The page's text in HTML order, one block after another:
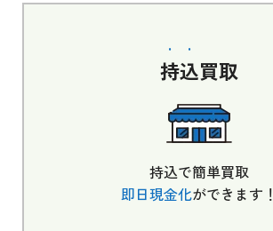
持込買取
持込で簡単買取
即日現金化ができます！